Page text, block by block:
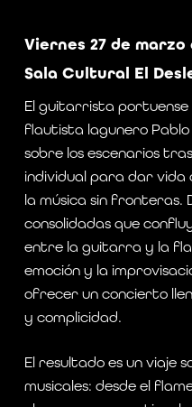
Viernes 27 de marzo
Sala Cultural El
El guitarrista portuense
flautista lagunero
sobre los escenarios
individual para dar vida
la música sin fronteras.
consolidadas que
entre la guitarra y la
emoción y la
ofrecer un concierto
y complicidad.
El resultado es un viaje
musicales: desde el